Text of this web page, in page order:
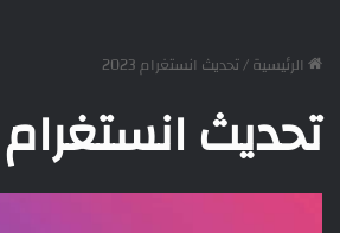
الرئيسية/تحديث انستغرام 2023
تحديث انستغرام 2023